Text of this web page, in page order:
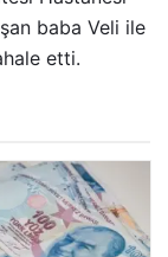
baba Veli ile
etti.​​​​​​​